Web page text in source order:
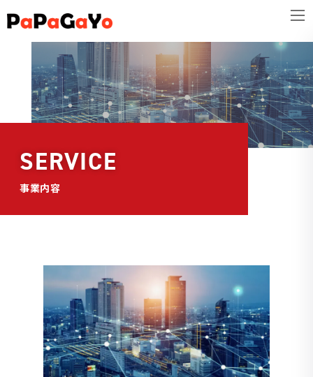
コ
ン
ス
ナ
ビ
ン
SERVICE
事業内容